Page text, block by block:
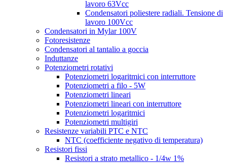
lavoro 63Vcc
Condensatori poliestere radiali. Tensione di
lavoro 100Vcc
Condensatori in Mylar 100V
Fotoresistenze
Condensatori al tantalio a goccia
Induttanze
Potenziometri rotativi
Potenziometri logaritmici con interruttore
Potenziometri a filo - 5W
Potenziometri lineari
Potenziometri lineari con interruttore
Potenziometri logaritmici
Potenziometri multigiri
Resistenze variabili PTC e NTC
NTC (coefficiente negativo di temperatura)
Resistori fissi
Resistori a strato metallico - 1/4w 1%